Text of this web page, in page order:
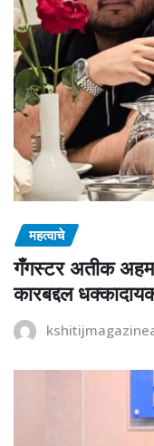
महत्वाचे
गँगस्टर अतीक
कारबद्दल